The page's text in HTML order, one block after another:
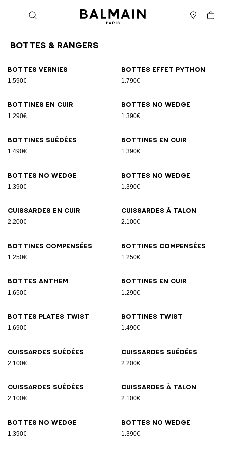
Panier
Bottes & Rangers
Bottes vernies
1.590€
Bottes effet python
1.790€
Bottines en cuir
1.290€
Bottes No Wedge
1.390€
Bottines suédées
1.490€
Bottines en cuir
1.390€
Bottes No Wedge
1.390€
Bottes No Wedge
1.390€
Cuissardes en cuir
2.200€
Cuissardes à talon
2.100€
Bottines compensées
1.250€
Bottines compensées
1.250€
Bottes Anthem
1.650€
Bottines en cuir
1.290€
Bottes plates Twist
1.690€
Bottines Twist
1.490€
Cuissardes suédées
2.100€
Cuissardes suédées
2.200€
Cuissardes suédées
2.100€
Cuissardes à talon
2.100€
Bottes No Wedge
1.390€
Bottes No Wedge
1.390€